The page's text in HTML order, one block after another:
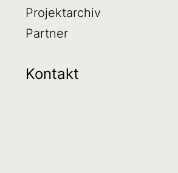
Projektarchiv
Partner
Kontakt